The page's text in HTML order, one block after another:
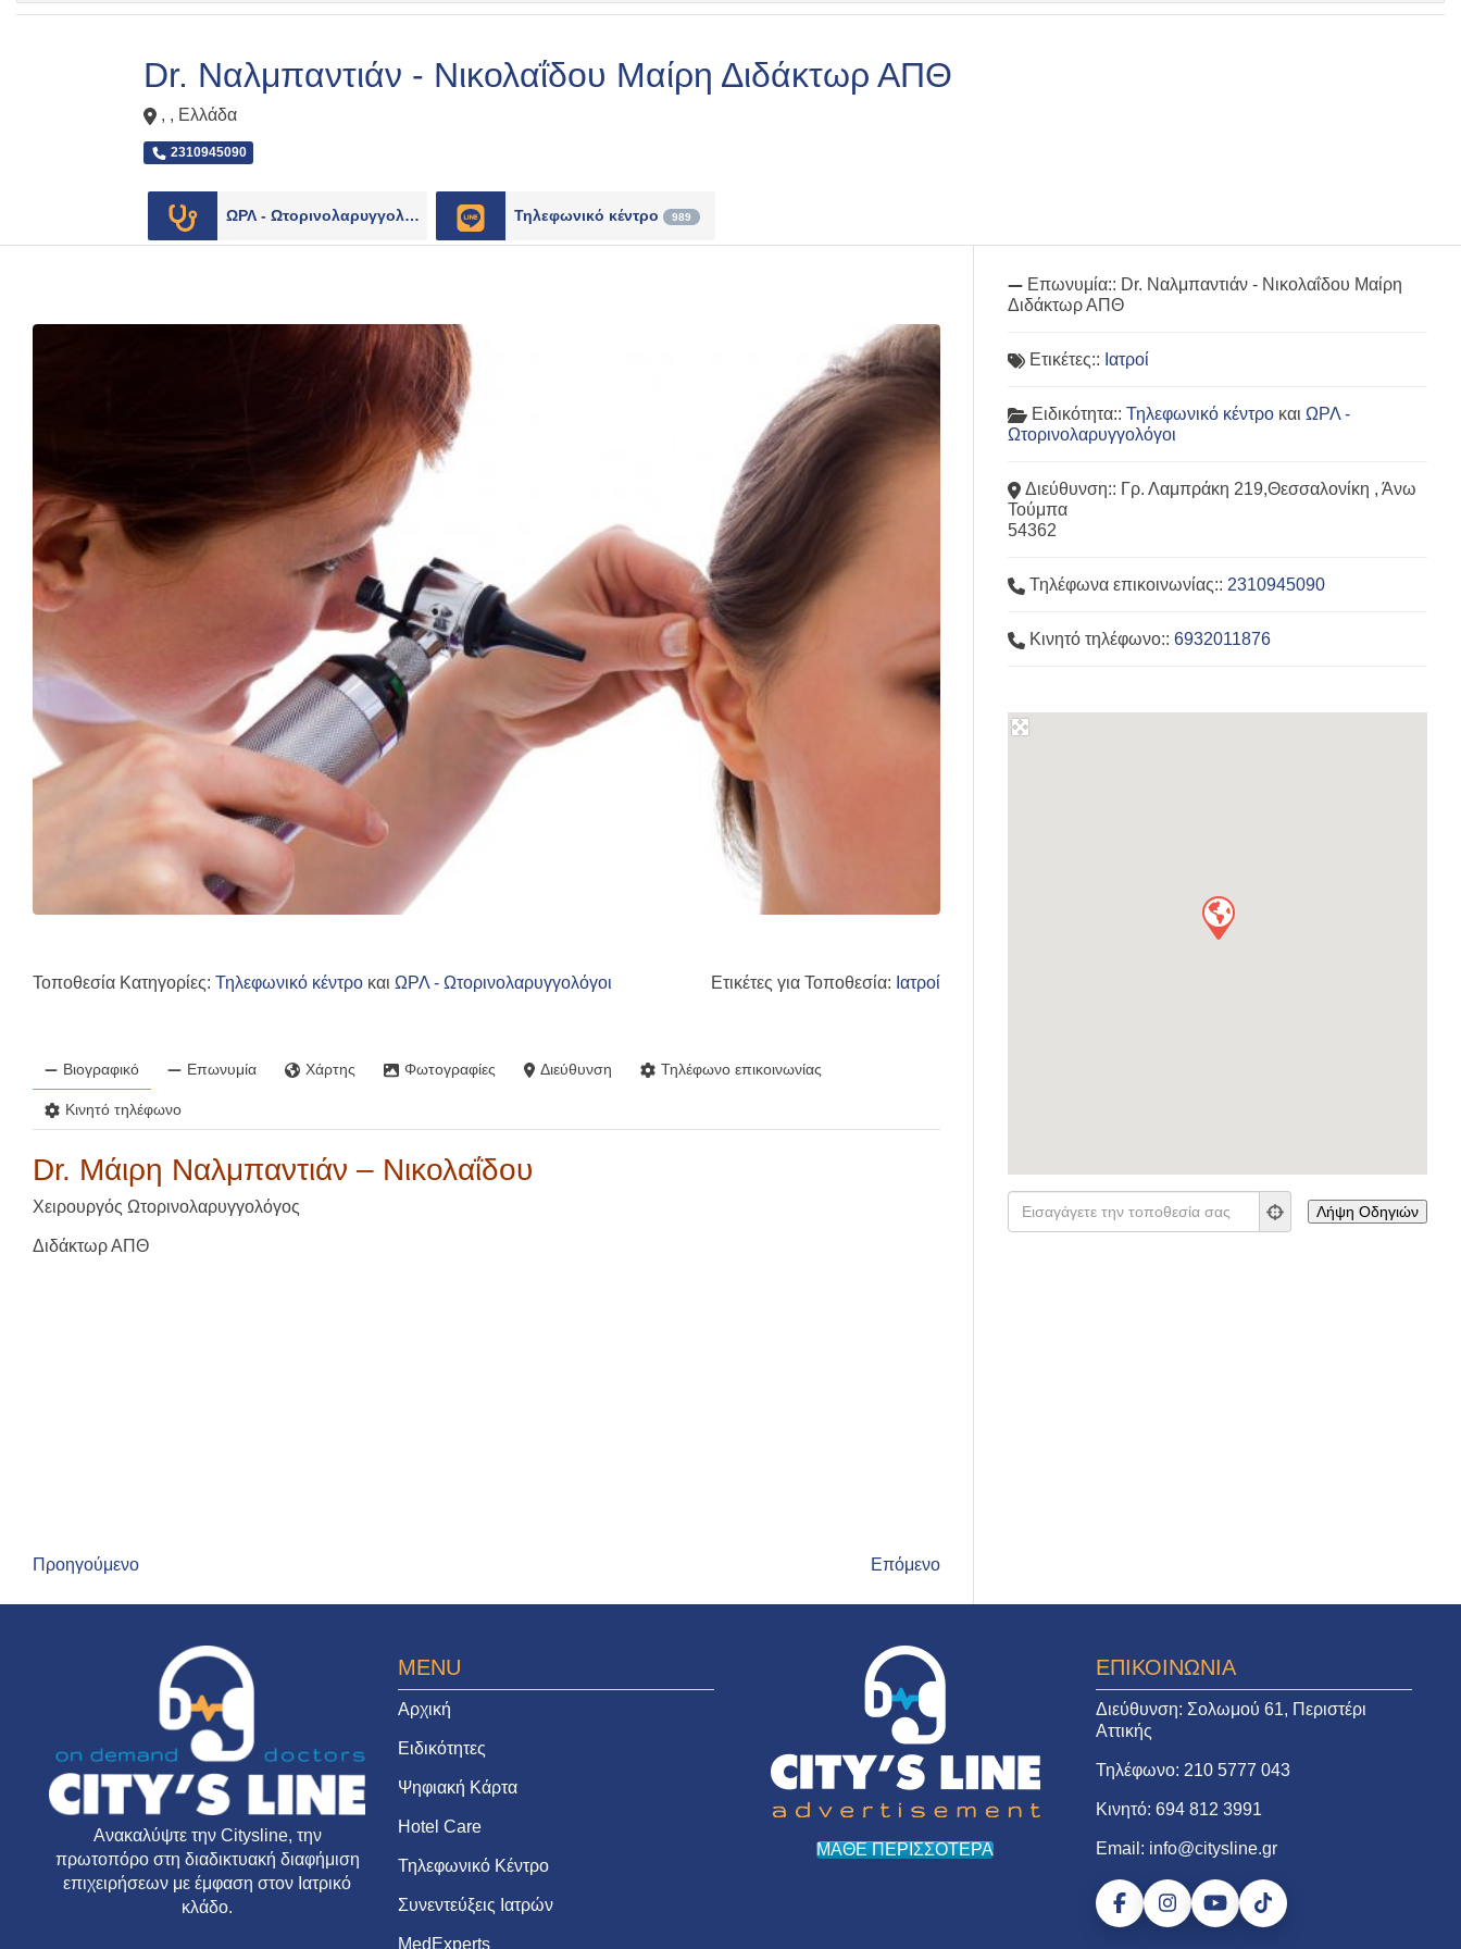
Dr. Ναλμπαντιάν - Νικολαΐδου Μαίρη Διδάκτωρ ΑΠΘ
, , Ελλάδα
2310945090
ΩΡΛ - Ωτορινολαρυγγολόγοι 49 Τηλεφωνικό κέντρο 989
Τοποθεσία Κατηγορίες: Τηλεφωνικό κέντρο και ΩΡΛ - Ωτορινολαρυγγολόγοι Ετικέτες για Τοποθεσία: Ιατροί
Βιογραφικό Επωνυμία Χάρτης Φωτογραφίες Διεύθυνση Τηλέφωνο επικοινωνίας
Κινητό τηλέφωνο
Dr. Μάιρη Ναλμπαντιάν – Νικολαΐδου
Χειρουργός Ωτορινολαρυγγολόγος
Διδάκτωρ ΑΠΘ
Προηγούμενο Επόμενο
Επωνυμία:: Dr. Ναλμπαντιάν - Νικολαΐδου Μαίρη
Διδάκτωρ ΑΠΘ
Ετικέτες:: Ιατροί
Ειδικότητα::Τηλεφωνικό κέντρο και ΩΡΛ -
Ωτορινολαρυγγολόγοι
Διεύθυνση:: Γρ. Λαμπράκη 219,Θεσσαλονίκη , Άνω
Τούμπα
54362
Τηλέφωνα επικοινωνίας:: 2310945090
Κινητό τηλέφωνο::6932011876
Ανακαλύψτε την Citysline, την
πρωτοπόρο στη διαδικτυακή διαφήμιση
επιχειρήσεων με έμφαση στον Ιατρικό
κλάδο.
MENU
Αρχική
Ειδικότητες
Ψηφιακή Κάρτα
Hotel Care
Τηλεφωνικό Κέντρο
Συνεντεύξεις Ιατρών
MedExperts
ΜΑΘΕ ΠΕΡΙΣΣΟΤΕΡΑ
ΕΠΙΚΟΙΝΩΝΙΑ
Διεύθυνση: Σολωμού 61, Περιστέρι
Αττικής
Τηλέφωνο: 210 5777 043
Κινητό: 694 812 3991
Email: info@citysline.gr